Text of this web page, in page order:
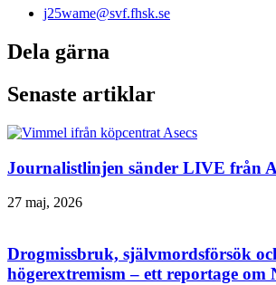
j25wame@svf.fhsk.se
Dela gärna
Senaste artiklar
Journalistlinjen sänder LIVE från
27 maj, 2026
Drogmissbruk, självmordsförsök
högerextremism – ett reportage om